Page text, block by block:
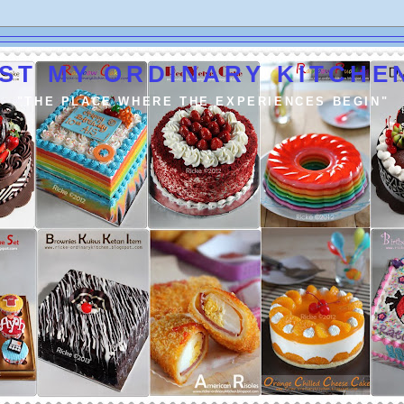
MY ORDINARY
"THE PLACE WHERE THE EXPERIENCES BEGIN"